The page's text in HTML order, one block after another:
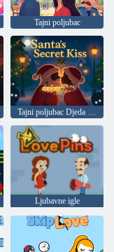
Tajni poljubac
Tajni poljubac Djeda Božićnjaka
Ljubavne igle